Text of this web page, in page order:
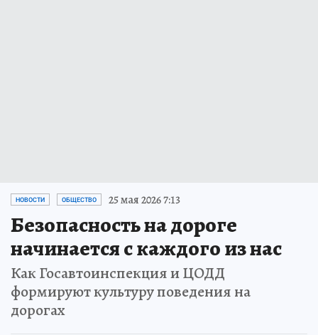
НОВОСТИ ОБЩЕСТВО 25 мая 2026 7:13
Безопасность на дороге
начинается с каждого из нас
Как Госавтоинспекция и ЦОДД
формируют культуру поведения на
дорогах